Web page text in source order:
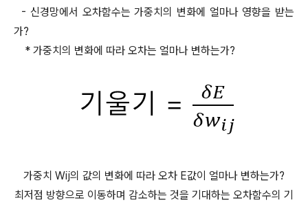
- 신경망에서 오차함수는 가중치의 변화에 얼마나 영향을 받는
가?
* 가중치의 변화에 따라 오차는 얼마나 변하는가?
가중치 Wij의 값의 변화에 따라 오차 E값이 얼마나 변하는가?
최저점 방향으로 이동하며 감소하는 것을 기대하는 오차함수의 기